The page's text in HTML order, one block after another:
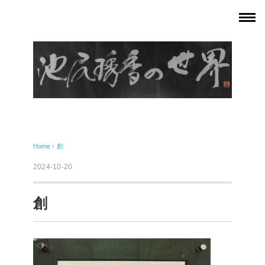
Home › 創
2024-10-20
創